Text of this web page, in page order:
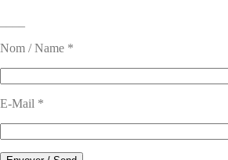
Nom / Name *
E-Mail *